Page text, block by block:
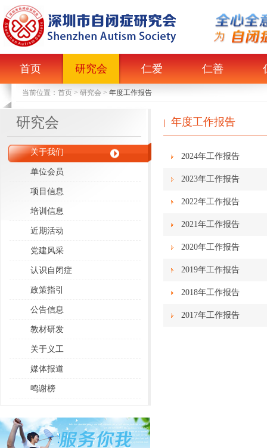
首页 研究会 仁爱 仁善
当前位置： 首页 > 研究会 > 年度工作报告
研究会
关于我们
单位会员
项目信息
培训信息
近期活动
党建风采
认识自闭症
政策指引
公告信息
教材研发
关于义工
媒体报道
鸣谢榜
年度工作报告
2024年工作报告
2023年工作报告
2022年工作报告
2021年工作报告
2020年工作报告
2019年工作报告
2018年工作报告
2017年工作报告